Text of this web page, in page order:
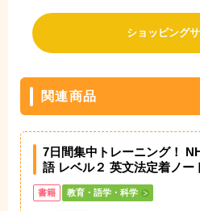
ショッピング
関連商品
7日間集中トレーニング！
語 レベル２ 英文法定着ノー
書籍 教育・語学・科学